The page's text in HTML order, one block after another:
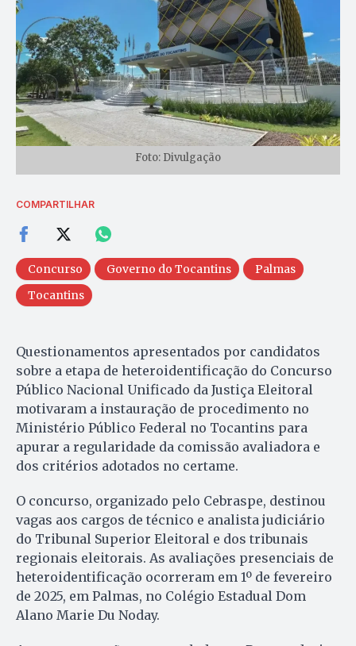
Foto: Divulgação
COMPARTILHAR
Concurso Governo do Tocantins
Palmas
Tocantins
Questionamentos apresentados por candidatos
sobre a etapa de heteroidentificação do Concurso
Público Nacional Unificado da Justiça Eleitoral
motivaram a instauração de procedimento no
Ministério Público Federal no Tocantins para
apurar a regularidade da comissão avaliadora e
dos critérios adotados no certame.
O concurso, organizado pelo Cebraspe, destinou
vagas aos cargos de técnico e analista judiciário
do Tribunal Superior Eleitoral e dos tribunais
regionais eleitorais. As avaliações presenciais de
heteroidentificação ocorreram em 1º de fevereiro
de 2025, em Palmas, no Colégio Estadual Dom
Alano Marie Du Noday.